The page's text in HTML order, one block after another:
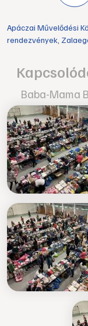
Apáczai Művelődési
rendezvények
Baba-Mama